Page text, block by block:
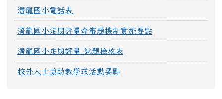
潛龍國小電話表
潛龍國小定期評量命審題機制實施要點
潛龍國小定期評量 試題檢核表
校外人士協助教學或活動要點